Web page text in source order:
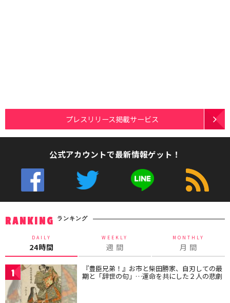
プレスリリース掲載サービス
公式アカウントで最新情報ゲット！
RANKING ランキング
DAILY
24時間
WEEKLY
週 間
MONTHLY
月 間
1 『豊臣兄弟！』お市と柴田勝家、自刃しての最
期と「辞世の句」…運命を共にした２人の悲劇